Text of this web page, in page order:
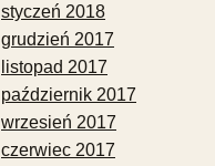
styczeń 2018
grudzień 2017
listopad 2017
październik 2017
wrzesień 2017
czerwiec 2017